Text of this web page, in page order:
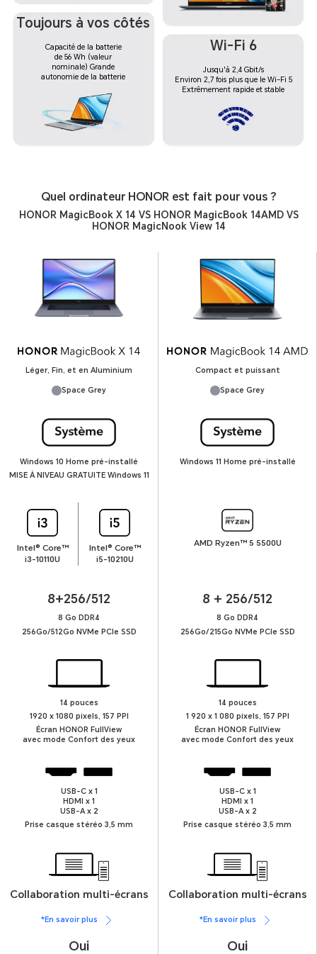
Toujours à vos côtés
Capacité de la batterie
de 56 Wh (valeur
nominale) Grande
autonomie de la batterie
Wi-Fi 6
Jusqu'à 2,4 Gbit/s
Environ 2,7 fois plus que le Wi-Fi 5
Extrêmement rapide et stable
Quel ordinateur HONOR est fait pour vous ?
HONOR MagicBook X 14 VS HONOR MagicBook 14AMD VS
HONOR MagicNook View 14
Léger, Fin, et en Aluminium
Space Grey
Compact et puissant
Space Grey
Windows 10 Home pré-installé
MISE À NIVEAU GRATUITE Windows 11
Windows 11 Home pré-installé
Intel® Core™
i3-10110U
Intel® Core™
i5-10210U
AMD Ryzen™ 5 5500U
8+256/512
8 Go DDR4
256Go/512Go NVMe PCIe SSD
8 + 256/512
8 Go DDR4
256Go/215Go NVMe PCIe SSD
14 pouces
1920 x 1080 pixels, 157 PPI
Écran HONOR FullView
avec mode Confort des yeux
14 pouces
1 920 x 1 080 pixels, 157 PPI
Écran HONOR FullView
avec mode Confort des yeux
USB-C x 1
HDMI x 1
USB-A x 2
Prise casque stéréo 3,5 mm
USB-C x 1
HDMI x 1
USB-A x 2
Prise casque stéréo 3,5 mm
Collaboration multi-écrans
*En savoir plus
Oui
Collaboration multi-écrans
*En savoir plus
Oui